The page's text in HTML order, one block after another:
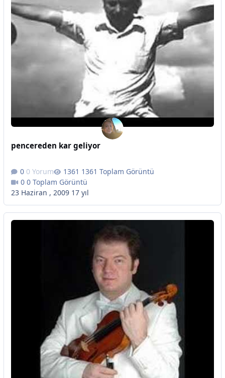
pencereden kar geliyor
0 Yorum
1361 Toplam Görüntü
0 Toplam Görüntü
23 Haziran , 2009 17 yıl